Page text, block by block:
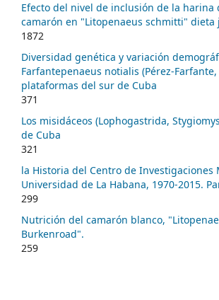
Efecto del nivel de inclusión de la harina
camarón en "Litopenaeus schmitti" dieta
1872
Diversidad genética y variación
Farfantepenaeus notialis (Pérez-
plataformas del sur de Cuba
371
Los misidáceos (Lophogastrida,
de Cuba
321
la Historia del Centro de Investigaciones
Universidad de La Habana, 1970-2015.
299
Nutrición del camarón blanco,
Burkenroad".
259